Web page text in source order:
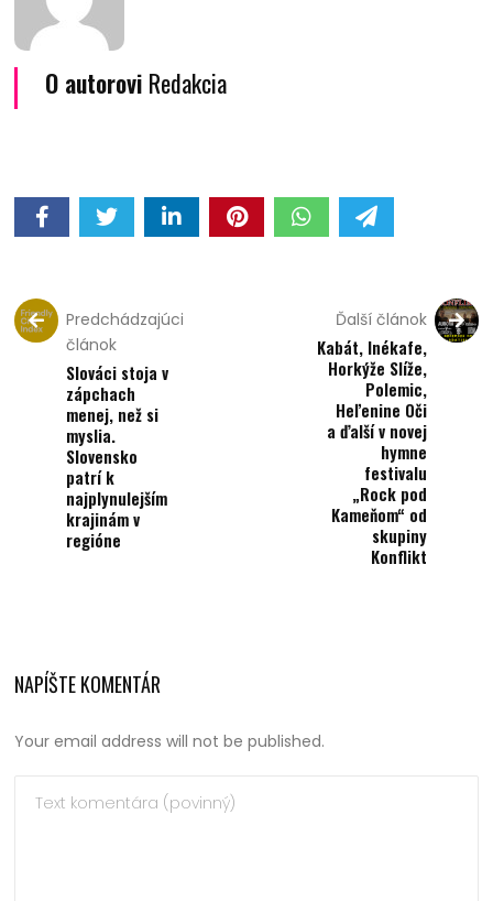
O autorovi Redakcia
Predchádzajúci
článok
Slováci stoja v
zápchach
menej, než si
myslia.
Slovensko
patrí k
najplynulejším
krajinám v
regióne
Ďalší článok
Kabát, Inékafe,
Horkýže Slíže,
Polemic,
Heľenine Oči
a ďalší v novej
hymne
festivalu
„Rock pod
Kameňom“ od
skupiny
Konflikt
NAPÍŠTE KOMENTÁR
Your email address will not be published.